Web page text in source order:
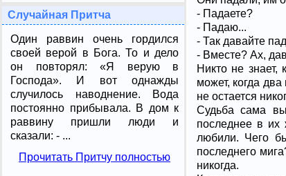
Случайная Притча
Один раввин очень гордился
своей верой в Бога. То и дело
он повторял: «Я верую в
Господа». И вот однажды
случилось наводнение. Вода
постоянно прибывала. В дом к
раввину пришли люди и
сказали: - ...
Прочитать Притчу полностью
- Падаете?
- Падаю...
- Так давайте
- Вместе? Ах,
Никто не знает,
может, когда
не остается
Судьба сама
последнее в их
любили. Чего
последнего
никогда.